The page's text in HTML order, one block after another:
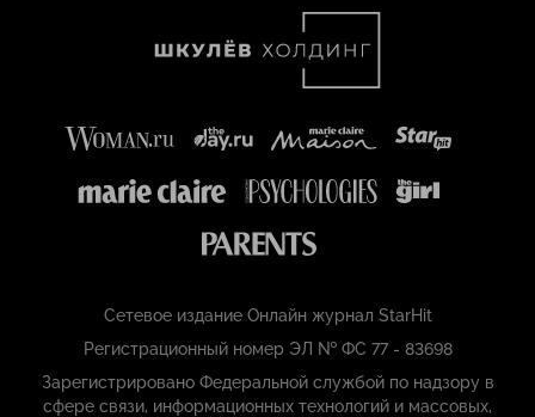
Сетевое издание Онлайн журнал StarHit
Регистрационный номер ЭЛ № ФС 77 - 83698
Зарегистрировано Федеральной службой по надзору в
сфере связи, информационных технологий и массовых,